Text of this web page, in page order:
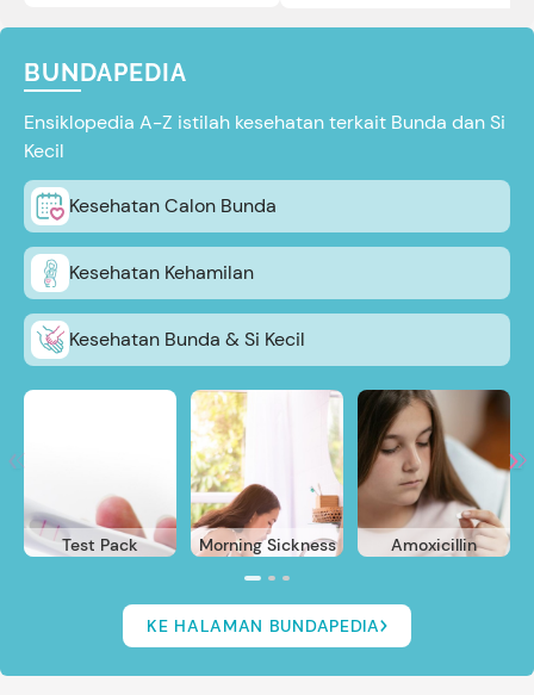
BUNDAPEDIA
Ensiklopedia A-Z istilah kesehatan terkait Bunda dan Si
Kecil
Kesehatan Calon Bunda
Kesehatan Kehamilan
Kesehatan Bunda & Si Kecil
Test Pack Morning Sickness Amoxicillin
KE HALAMAN BUNDAPEDIA